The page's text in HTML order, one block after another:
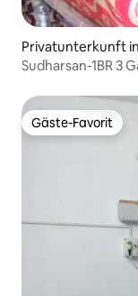
Privatunterkunft
Sudharsan-1BR 3
Gäste-Favorit
Gäste-Favorit